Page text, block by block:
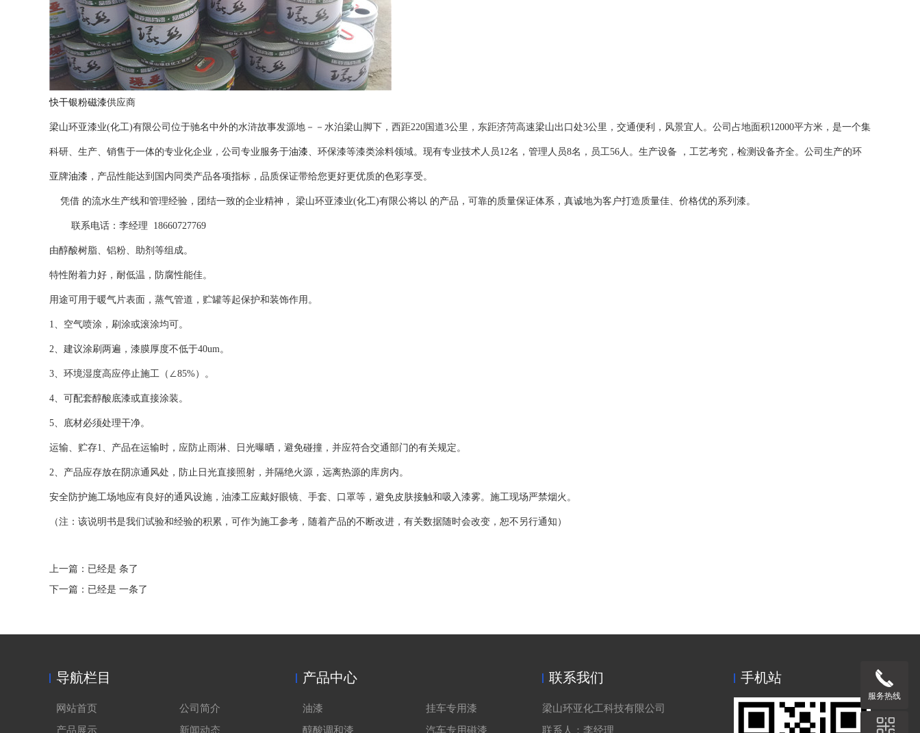
快干银粉磁漆供应商
梁山环亚漆业(化工)有限公司位于驰名中外的水浒故事发源地－－水泊梁山脚下，西距220国道3公里，东距济菏高速梁山出口处3公里，交通便利，风景宜人。公司占地面积12000平方米，是一个集
科研、生产、销售于一体的专业化企业，公司专业服务于油漆、环保漆等漆类涂料领域。现有专业技术人员12名，管理人员8名，员工56人。生产设备 ，工艺考究，检测设备齐全。公司生产的环
亚牌油漆 ，产品性能达到国内同类产品各项指标，品质保证带给您更好更优质的色彩享受。
凭借 的流水生产线和管理经验，团结一致的企业精神， 梁山环亚漆业(化工)有限公将以 的产品，可靠的质量保证体系，真诚地为客户打造质量佳、价格优的系列漆。
联系电话：李经理 18660727769
由醇酸树脂、铝粉、助剂等组成。
特性附着力好，耐低温，防腐性能佳。
用途可用于暖气片表面，蒸气管道，贮罐等起保护和装饰作用。
1、空气喷涂，刷涂或滚涂均可。
2、建议涂刷两遍，漆膜厚度不低于40um。
3、环境湿度高应停止施工（∠85%）。
4、可配套醇酸底漆或直接涂装。
5、底材必须处理干净。
运输、贮存1、产品在运输时，应防止雨淋、日光曝晒，避免碰撞，并应符合交通部门的有关规定。
2、产品应存放在阴凉通风处，防止日光直接照射，并隔绝火源，远离热源的库房内。
安全防护施工场地应有良好的通风设施，油漆工应戴好眼镜、手套、口罩等，避免皮肤接触和吸入漆雾。施工现场严禁烟火。
（注：该说明书是我们试验和经验的积累，可作为施工参考，随着产品的不断改进，有关数据随时会改变，恕不另行通知）
上一篇：已经是 条了
下一篇：已经是 一条了
导航栏目
网站首页
公司简介
产品展示
新闻动态
产品中心
油漆
挂车专用漆
醇酸调和漆
汽车专用磁漆
联系我们
梁山环亚化工科技有限公司
联系人：李经理
手机站
服务热线